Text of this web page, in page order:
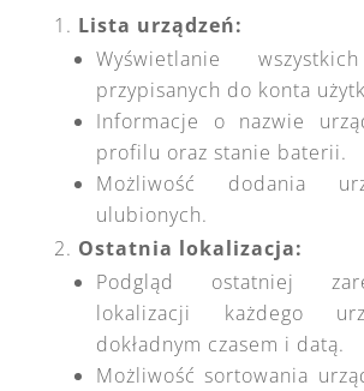
Lista urządzeń:
Wyświetlanie
przypisanych do konta
Informacje o nazwie
profilu oraz stanie baterii.
Możliwość dodania
ulubionych.
Ostatnia lokalizacja:
Podgląd ostatniej
lokalizacji każdego
dokładnym czasem i datą.
Możliwość sortowania